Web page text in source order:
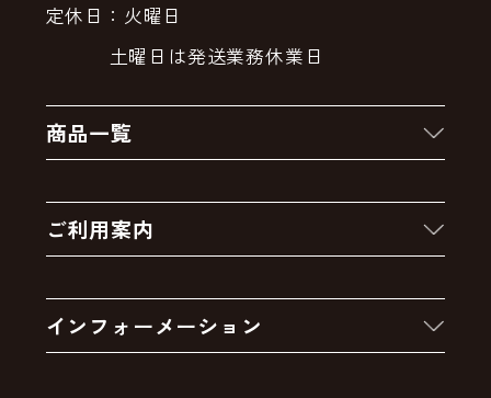
定休日：火曜日
土曜日は発送業務休業日
商品一覧
クーポン
卸販売・大量注文
アウトレットセール
ご利用案内
お支払いについて
インフォーメーション